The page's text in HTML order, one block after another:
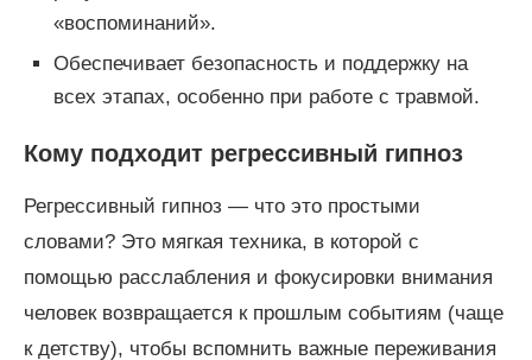
«воспоминаний».
Обеспечивает безопасность и поддержку на
всех этапах, особенно при работе с травмой.
Кому подходит регрессивный гипноз
Регрессивный гипноз — что это простыми
словами? Это мягкая техника, в которой с
помощью расслабления и фокусировки внимания
человек возвращается к прошлым событиям (чаще
к детству), чтобы вспомнить важные переживания